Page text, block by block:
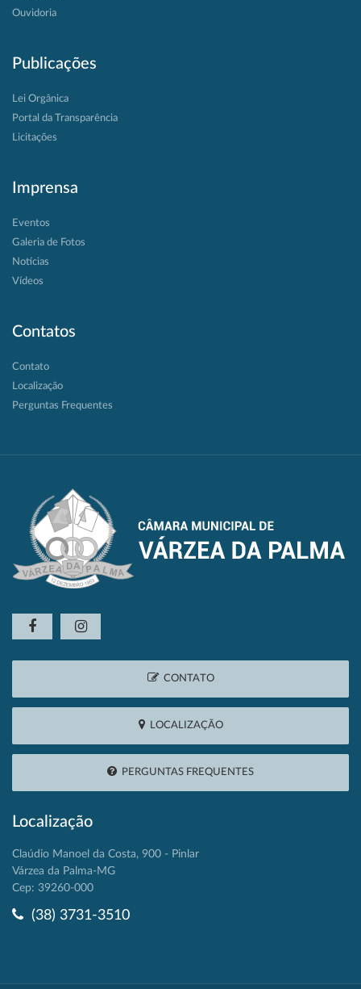
Ouvidoria
Publicações
Lei Orgânica
Portal da Transparência
Licitações
Imprensa
Eventos
Galeria de Fotos
Notícias
Vídeos
Contatos
Contato
Localização
Perguntas Frequentes
CONTATO
LOCALIZAÇÃO
PERGUNTAS FREQUENTES
Localização
Claúdio Manoel da Costa, 900 - Pinlar
Várzea da Palma-MG
Cep: 39260-000
(38) 3731-3510